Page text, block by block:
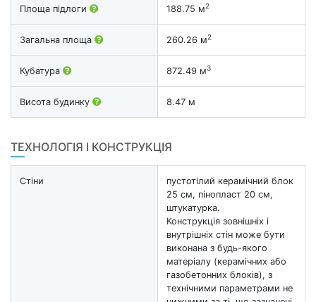
Площа підлоги 188.75 м2
Загальна площа 260.26 м2
Кубатура 872.49 м3
Висота будинку 8.47 м
ТЕХНОЛОГІЯ І КОНСТРУКЦІЯ
Стіни
пустотілий керамічний блок
25 см, пінопласт 20 см,
штукатурка.
Конструкція зовнішніх і
внутрішніх стін може бути
виконана з будь-якого
матеріалу (керамічних або
газобетонних блоків), з
технічними параметрами не